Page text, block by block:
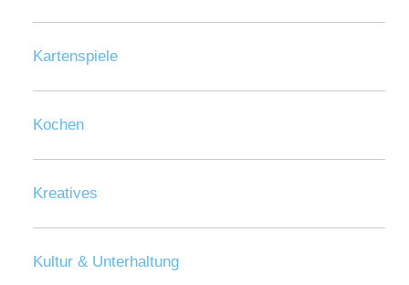
Kartenspiele
Kochen
Kreatives
Kultur & Unterhaltung